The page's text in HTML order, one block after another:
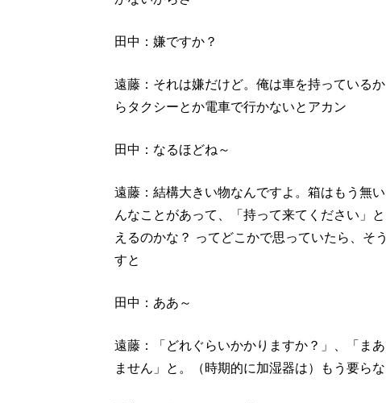
田中：嫌ですか？
遠藤：それは嫌だけど。俺は車を持っている
らタクシーとか電車で行かないとアカン
田中：なるほどね～
遠藤：結構大きい物なんですよ。箱はもう無
んなことがあって、「持って来てください」
えるのかな？ ってどこかで思っていたら、そ
すと
田中：ああ～
遠藤：「どれぐらいかかりますか？」、「ま
ません」と。（時期的に加湿器は）もう要